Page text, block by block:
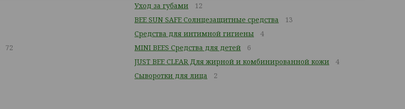
72
Уход за губами
12
BEE SUN SAFE Солнцезащитные средства
13
Средства для интимной гигиены
4
MINI BEES Средства для детей
6
JUST BEE CLEAR Для жирной и комбинированной кожи
4
Сыворотки для лица
2